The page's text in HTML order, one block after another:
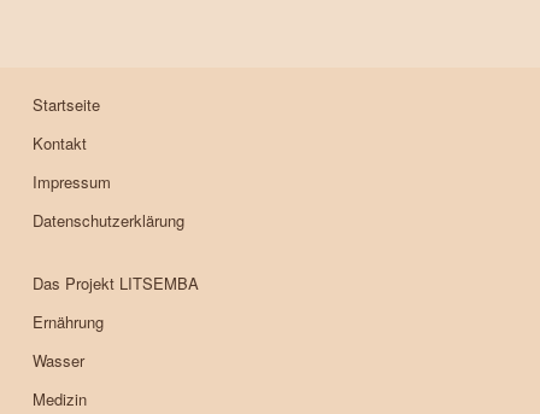
Startseite
Kontakt
Impressum
Datenschutzerklärung
Das Projekt LITSEMBA
Ernährung
Wasser
Medizin